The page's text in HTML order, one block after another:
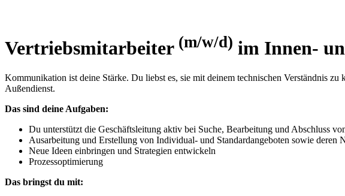
Vertriebsmitarbeiter (m/w/d) im Innen-
Kommunikation ist deine Stärke. Du liebst es, sie mit deinem technischen Verständnis
Außen­dienst.
Das sind deine Aufgaben:
Du unterstützt die Geschäftsleitung aktiv bei Suche, Bearbeitung und Abschluss
Ausarbeitung und Erstellung von Individual- und Standardangeboten sowie deren
Neue Ideen einbringen und Strategien ent­wickeln
Prozessoptimierung
Das bringst du mit: